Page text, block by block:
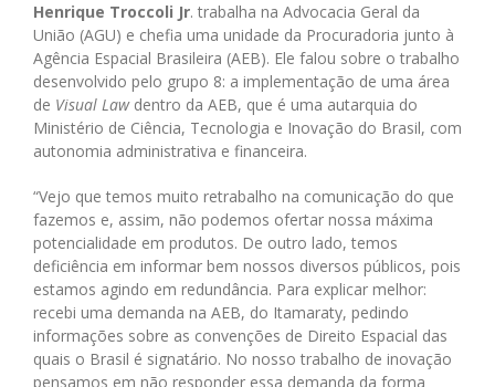
Henrique Troccoli Jr. trabalha na Advocacia Geral da
União (AGU) e chefia uma unidade da Procuradoria junto à
Agência Espacial Brasileira (AEB). Ele falou sobre o trabalho
desenvolvido pelo grupo 8: a implementação de uma área
de Visual Lawdentro da AEB, que é uma autarquia do
Ministério de Ciência, Tecnologia e Inovação do Brasil, com
autonomia administrativa e financeira.
“Vejo que temos muito retrabalho na comunicação do que
fazemos e, assim, não podemos ofertar nossa máxima
potencialidade em produtos. De outro lado, temos
deficiência em informar bem nossos diversos públicos, pois
estamos agindo em redundância. Para explicar melhor:
recebi uma demanda na AEB, do Itamaraty, pedindo
informações sobre as convenções de Direito Espacial das
quais o Brasil é signatário. No nosso trabalho de inovação
pensamos em não responder essa demanda da forma